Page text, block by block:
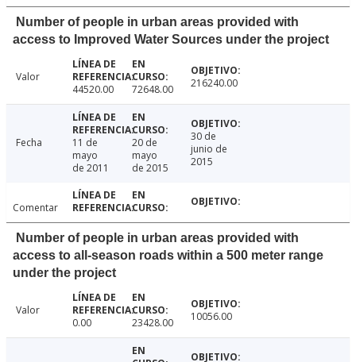
Number of people in urban areas provided with
access to Improved Water Sources under the project
Valor
44520.00
72648.00 216240.00
Fecha
11 de
mayo
de 2011
20 de
mayo
de 2015
30 de
junio de
2015
Comentar
Number of people in urban areas provided with
access to all-season roads within a 500 meter range
under the project
Valor
0.00
23428.00 10056.00